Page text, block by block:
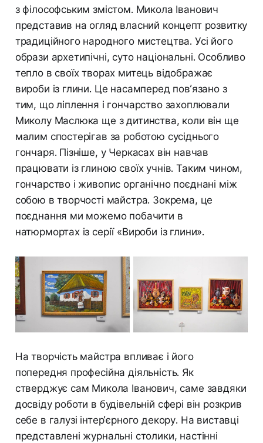
з філософським змістом. Микола Іванович
представив на огляд власний концепт розвитку
традиційного народного мистецтва. Усі його
образи архетипічні, суто національні. Особливо
тепло в своїх творах митець відображає
вироби із глини. Це насамперед пов’язано з
тим, що ліплення і гончарство захоплювали
Миколу Маслюка ще з дитинства, коли він ще
малим спостерігав за роботою сусіднього
гончаря. Пізніше, у Черкасах він навчав
працювати із глиною своїх учнів. Таким чином,
гончарство і живопис органічно поєднані між
собою в творчості майстра. Зокрема, це
поєднання ми можемо побачити в
натюрмортах із серії «Вироби із глини».
На творчість майстра впливає і його
попередня професійна діяльність. Як
стверджує сам Микола Іванович, саме завдяки
досвіду роботи в будівельній сфері він розкрив
себе в галузі інтер’єрного декору. На виставці
представлені журнальні столики, настінні